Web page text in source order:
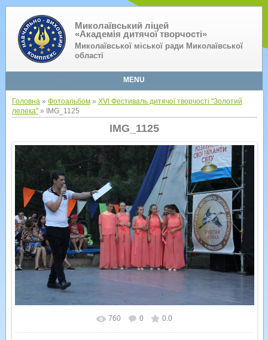
Миколаївський ліцей
«Академія дитячої творчості»
Миколаївської міської ради Миколаївської
області
MENU
Головна» Фотоальбом» XVI Фестиваль дитячої творчості "Золотий
лелека"» IMG_1125
IMG_1125
У реальному розмірі 1600x1066
760 0 0.0